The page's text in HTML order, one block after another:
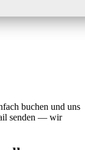
buchen und uns
senden — wir